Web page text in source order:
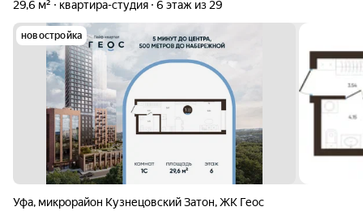
29,6 м²
квартира-студия 6 этаж из 29
новостройка
Уфа, микрорайон Кузнецовский Затон,ЖК Геос